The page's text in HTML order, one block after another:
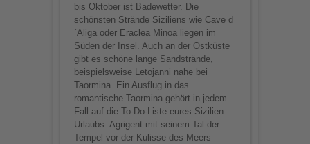
bis Oktober ist Badewetter. Die
schönsten Strände Siziliens wie Cave d
´Aliga oder Eraclea Minoa liegen im
Süden der Insel. Auch an der Ostküste
gibt es schöne lange Sandstrände,
beispielsweise Letojanni nahe bei
Taormina. Ein Ausflug in das
romantische Taormina gehört in jedem
Fall auf die To-Do-Liste eures Sizilien
Urlaubs. Agrigent mit seinem Tal der
Tempel vor der Kulisse des Meers